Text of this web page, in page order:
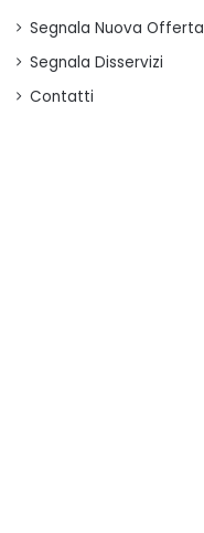
Segnala Nuova Offerta
Segnala Disservizi
Contatti